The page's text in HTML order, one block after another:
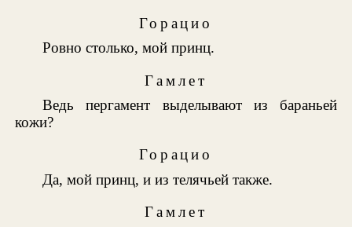
Горацио
Ровно столько, мой принц.
Гамлет
Ведь пергамент выделывают из бараньей
кожи?
Горацио
Да, мой принц, и из телячьей также.
Гамлет